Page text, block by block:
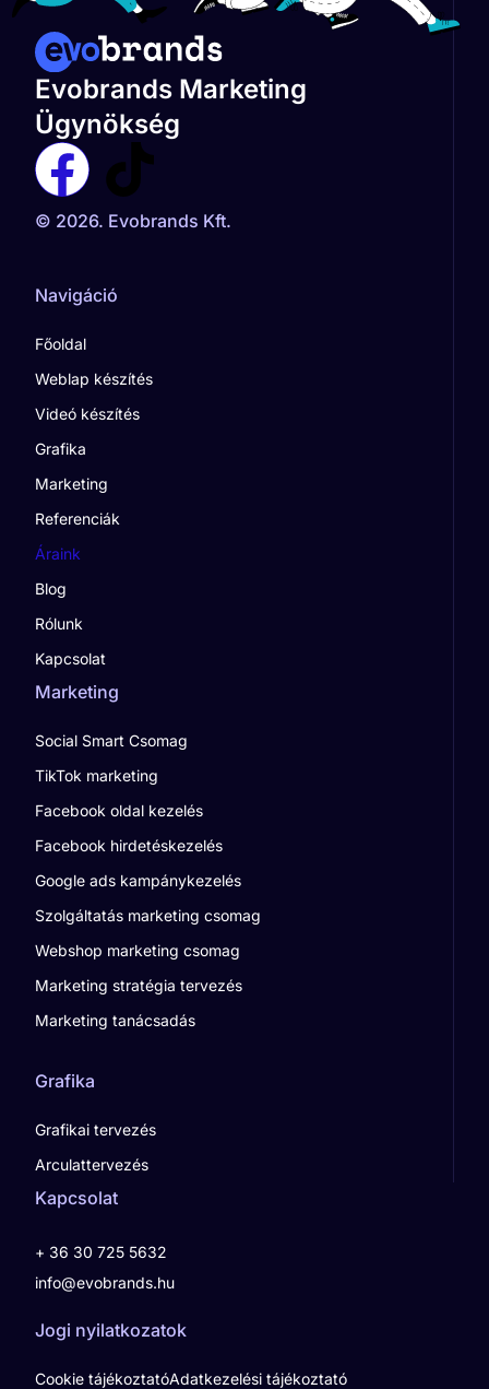
Evobrands Marketing
Ügynökség
© 2026. Evobrands Kft.
Navigáció
Főoldal
Weblap készítés
Videó készítés
Grafika
Marketing
Referenciák
Áraink
Blog
Rólunk
Kapcsolat
Marketing
Social Smart Csomag
TikTok marketing
Facebook oldal kezelés
Facebook hirdetéskezelés
Google ads kampánykezelés
Szolgáltatás marketing csomag
Webshop marketing csomag
Marketing stratégia tervezés
Marketing tanácsadás
Grafika
Grafikai tervezés
Arculattervezés
Kapcsolat
+ 36 30 725 5632
info@evobrands.hu
Jogi nyilatkozatok
Cookie tájékoztatóAdatkezelési tájékoztató